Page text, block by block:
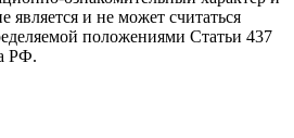
является и не может считаться
положениями Статьи 437
РФ.